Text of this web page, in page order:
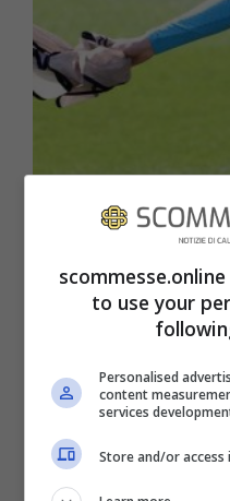
Serie A 2022-2023:
della
to use your
Personalised
content
services
Store and/or